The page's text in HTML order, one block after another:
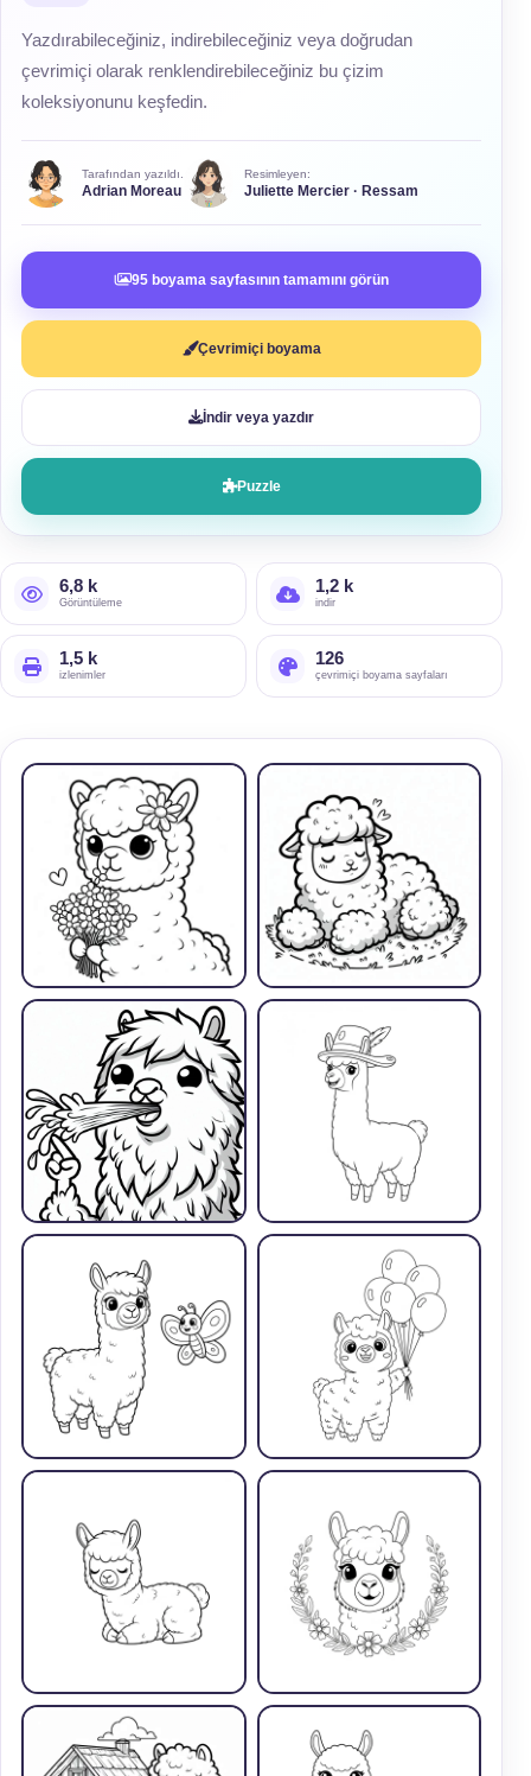
Yazdırabileceğiniz, indirebileceğiniz veya doğrudan
çevrimiçi olarak renklendirebileceğiniz bu çizim
koleksiyonunu keşfedin.
Tarafından yazıldı.
Adrian Moreau
Resimleyen:
Juliette Mercier · Ressam
95 boyama sayfasının tamamını görün
Çevrimiçi boyama
İndir veya yazdır
Puzzle
6,8 k
Görüntüleme
1,2 k
indir
1,5 k
izlenimler
126
çevrimiçi boyama sayfaları